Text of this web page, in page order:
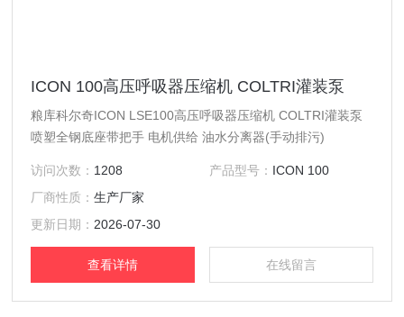
ICON 100高压呼吸器压缩机 COLTRI灌装泵
粮库科尔奇ICON LSE100高压呼吸器压缩机 COLTRI灌装泵
喷塑全钢底座带把手 电机供给 油水分离器(手动排污)
访问次数： 1208 产品型号： ICON 100
厂商性质：生产厂家
更新日期： 2026-07-30
查看详情 在线留言